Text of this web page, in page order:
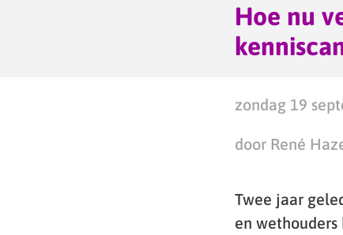
Hoe nu
zondag 19
door René
Twee jaar
en